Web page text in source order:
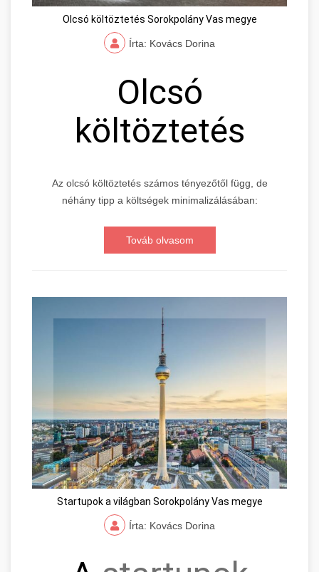
Olcsó költöztetés Sorokpolány Vas megye
Írta: Kovács Dorina
Olcsó
költöztetés
Az olcsó költöztetés számos tényezőtől függ, de
néhány tipp a költségek minimalizálásában:
Továb olvasom
Startupok a világban Sorokpolány Vas megye
Írta: Kovács Dorina